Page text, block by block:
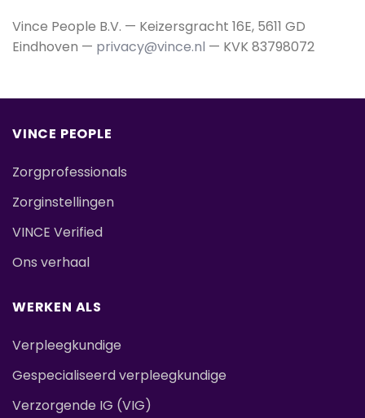
Vince People B.V. — Keizersgracht 16E, 5611 GD
Eindhoven — privacy@vince.nl — KVK 83798072
VINCE PEOPLE
Zorgprofessionals
Zorginstellingen
VINCE Verified
Ons verhaal
WERKEN ALS
Verpleegkundige
Gespecialiseerd verpleegkundige
Verzorgende IG (VIG)